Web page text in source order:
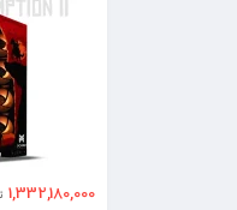
1,332,180,000